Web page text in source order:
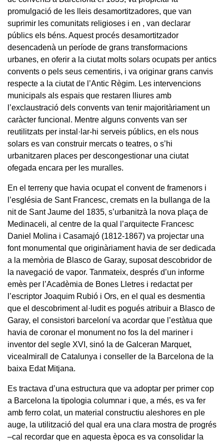
promulgació de les lleis desamortitzadores, que van
suprimir les comunitats religioses i en , van declarar
públics els béns. Aquest procés desamortitzador
desencadenà un període de grans transformacions
urbanes, en oferir a la ciutat molts solars ocupats per antics
convents o pels seus cementiris, i va originar grans canvis
respecte a la ciutat de l’Antic Règim. Les intervencions
municipals als espais que restaren lliures amb
l’exclaustració dels convents van tenir majoritàriament un
caràcter funcional. Mentre alguns convents van ser
reutilitzats per instal·lar-hi serveis públics, en els nous
solars es van construir mercats o teatres, o s’hi
urbanitzaren places per descongestionar una ciutat
ofegada encara per les muralles.
En el terreny que havia ocupat el convent de framenors i
l’església de Sant Francesc, cremats en la bullanga de la
nit de Sant Jaume del 1835, s’urbanitzà la nova plaça de
Medinaceli, al centre de la qual l’arquitecte Francesc
Daniel Molina i Casamajó (1812-1867) va projectar una
font monumental que originàriament havia de ser dedicada
a la memòria de Blasco de Garay, suposat descobridor de
la navegació de vapor. Tanmateix, després d’un informe
emès per l’Acadèmia de Bones Lletres i redactat per
l’escriptor Joaquim Rubió i Ors, en el qual es desmentia
que el descobriment al·ludit es pogués atribuir a Blasco de
Garay, el consistori barceloní va acordar que l’estàtua que
havia de coronar el monument no fos la del mariner i
inventor del segle XVI, sinó la de Galceran Marquet,
vicealmirall de Catalunya i conseller de la Barcelona de la
baixa Edat Mitjana.
Es tractava d’una estructura que va adoptar per primer cop
a Barcelona la tipologia columnar i que, a més, es va fer
amb ferro colat, un material constructiu aleshores en ple
auge, la utilització del qual era una clara mostra de progrés
–cal recordar que en aquesta època es va consolidar la